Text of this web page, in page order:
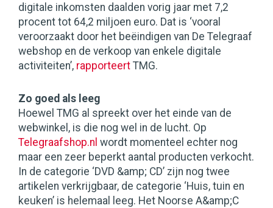
digitale inkomsten daalden vorig jaar met 7,2
procent tot 64,2 miljoen euro. Dat is ‘vooral
veroorzaakt door het beëindigen van De Telegraaf
webshop en de verkoop van enkele digitale
activiteiten’, rapporteert TMG.
Zo goed als leeg
Hoewel TMG al spreekt over het einde van de
webwinkel, is die nog wel in de lucht. Op
Telegraafshop.nl wordt momenteel echter nog
maar een zeer beperkt aantal producten verkocht.
In de categorie ‘DVD &amp; CD’ zijn nog twee
artikelen verkrijgbaar, de categorie ‘Huis, tuin en
keuken’ is helemaal leeg. Het Noorse A&amp;C